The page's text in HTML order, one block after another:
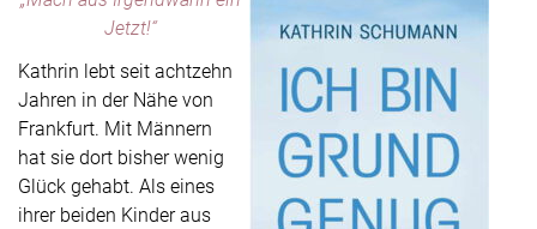
Jetzt!“
Kathrin lebt seit achtzehn
Jahren in der Nähe von
Frankfurt. Mit Männern
hat sie dort bisher wenig
Glück gehabt. Als eines
ihrer beiden Kinder aus